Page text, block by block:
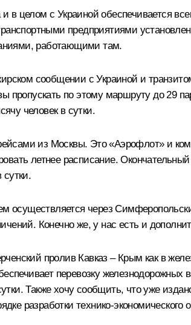
целом с Украиной обеспечивается
предприятиями
работающими там.
сообщении с Украиной и
пропускать по этому маршруту до 29
человек в сутки.
из Москвы. Это «Аэрофлот» и
летнее расписание.
сутки.
через
Конечно же, у нас есть и
пролив Кавказ – Крым как в
перевозку
Также хочу сообщить, что уже
разработки технико-экономического